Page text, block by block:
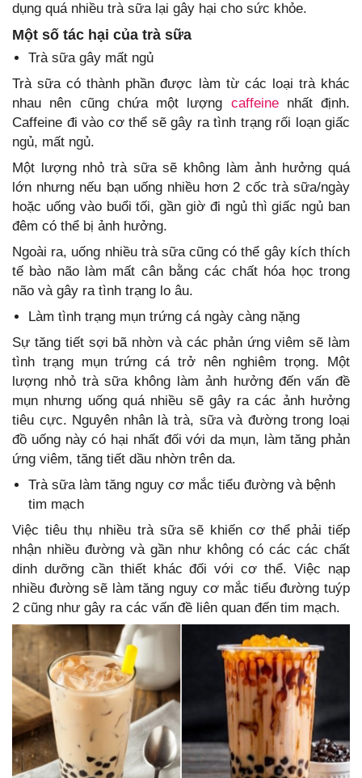
dụng quá nhiều trà sữa lại gây hại cho sức khỏe.
Một số tác hại của trà sữa
Trà sữa gây mất ngủ
Trà sữa có thành phần được làm từ các loại trà khác
nhau nên cũng chứa một lượng caffeinenhất định.
Caffeine đi vào cơ thể sẽ gây ra tình trạng rối loạn giấc
ngủ, mất ngủ.
Một lượng nhỏ trà sữa sẽ không làm ảnh hưởng quá
lớn nhưng nếu bạn uống nhiều hơn 2 cốc trà sữa/ngày
hoặc uống vào buổi tối, gần giờ đi ngủ thì giấc ngủ ban
đêm có thể bị ảnh hưởng.
Ngoài ra, uống nhiều trà sữa cũng có thể gây kích thích
tế bào não làm mất cân bằng các chất hóa học trong
não và gây ra tình trạng lo âu.
Làm tình trạng mụn trứng cá ngày càng nặng
Sự tăng tiết sợi bã nhờn và các phản ứng viêm sẽ làm
tình trạng mụn trứng cá trở nên nghiêm trọng. Một
lượng nhỏ trà sữa không làm ảnh hưởng đến vấn đề
mụn nhưng uống quá nhiều sẽ gây ra các ảnh hưởng
tiêu cực. Nguyên nhân là trà, sữa và đường trong loại
đồ uống này có hại nhất đối với da mụn, làm tăng phản
ứng viêm, tăng tiết dầu nhờn trên da.
Trà sữa làm tăng nguy cơ mắc tiểu đường và bệnh
tim mạch
Việc tiêu thụ nhiều trà sữa sẽ khiến cơ thể phải tiếp
nhận nhiều đường và gần như không có các các chất
dinh dưỡng cần thiết khác đối với cơ thể. Việc nạp
nhiều đường sẽ làm tăng nguy cơ mắc tiểu đường tuýp
2 cũng như gây ra các vấn đề liên quan đến tim mạch.